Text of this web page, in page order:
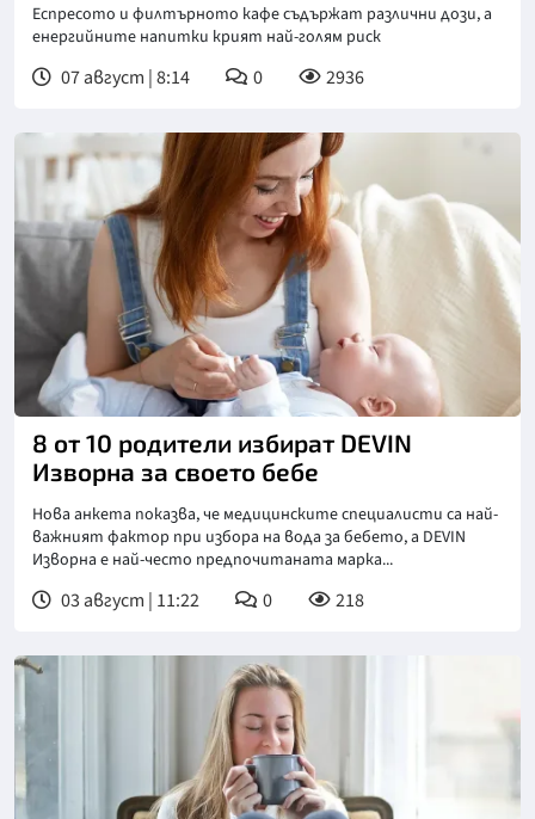
Еспресото и филтърното кафе съдържат различни дози, а
енергийните напитки крият най-голям риск
07 август | 8:14 0 2936
8 от 10 родители избират DEVIN
Изворна за своето бебе
Нова анкета показва, че медицинските специалисти са най-
важният фактор при избора на вода за бебето, а DEVIN
Изворна е най-често предпочитаната марка...
03 август | 11:22 0 218